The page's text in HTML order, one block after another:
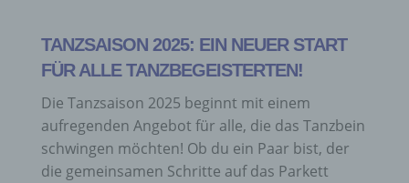
TANZSAISON 2025: EIN NEUER START
FÜR ALLE TANZBEGEISTERTEN!
Die Tanzsaison 2025 beginnt mit einem
aufregenden Angebot für alle, die das Tanzbein
schwingen möchten! Ob du ein Paar bist, der
die gemeinsamen Schritte auf das Parkett